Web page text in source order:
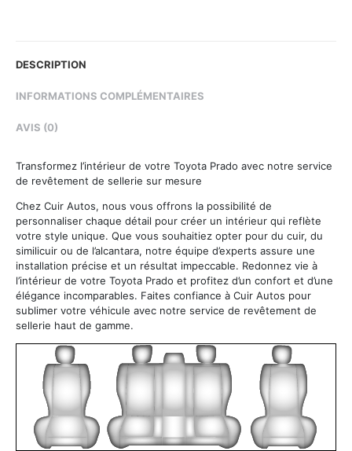
DESCRIPTION
INFORMATIONS COMPLÉMENTAIRES
AVIS (0)
Transformez l’intérieur de votre Toyota Prado avec notre service
de revêtement de sellerie sur mesure
Chez Cuir Autos, nous vous offrons la possibilité de
personnaliser chaque détail pour créer un intérieur qui reflète
votre style unique. Que vous souhaitiez opter pour du cuir, du
similicuir ou de l’alcantara, notre équipe d’experts assure une
installation précise et un résultat impeccable. Redonnez vie à
l’intérieur de votre Toyota Prado et profitez d’un confort et d’une
élégance incomparables. Faites confiance à Cuir Autos pour
sublimer votre véhicule avec notre service de revêtement de
sellerie haut de gamme.